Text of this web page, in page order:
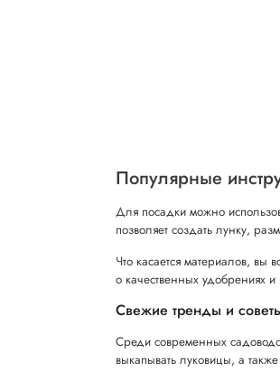
Популярные
Для посадки можно
позволяет создать лунку,
Что касается материалов, вы
о качественных удобрениях и
Свежие тренды и
Среди современных
выкапывать луковицы, а